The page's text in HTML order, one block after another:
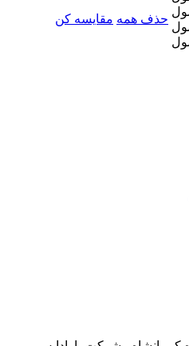
حذف همه مقایسه کن